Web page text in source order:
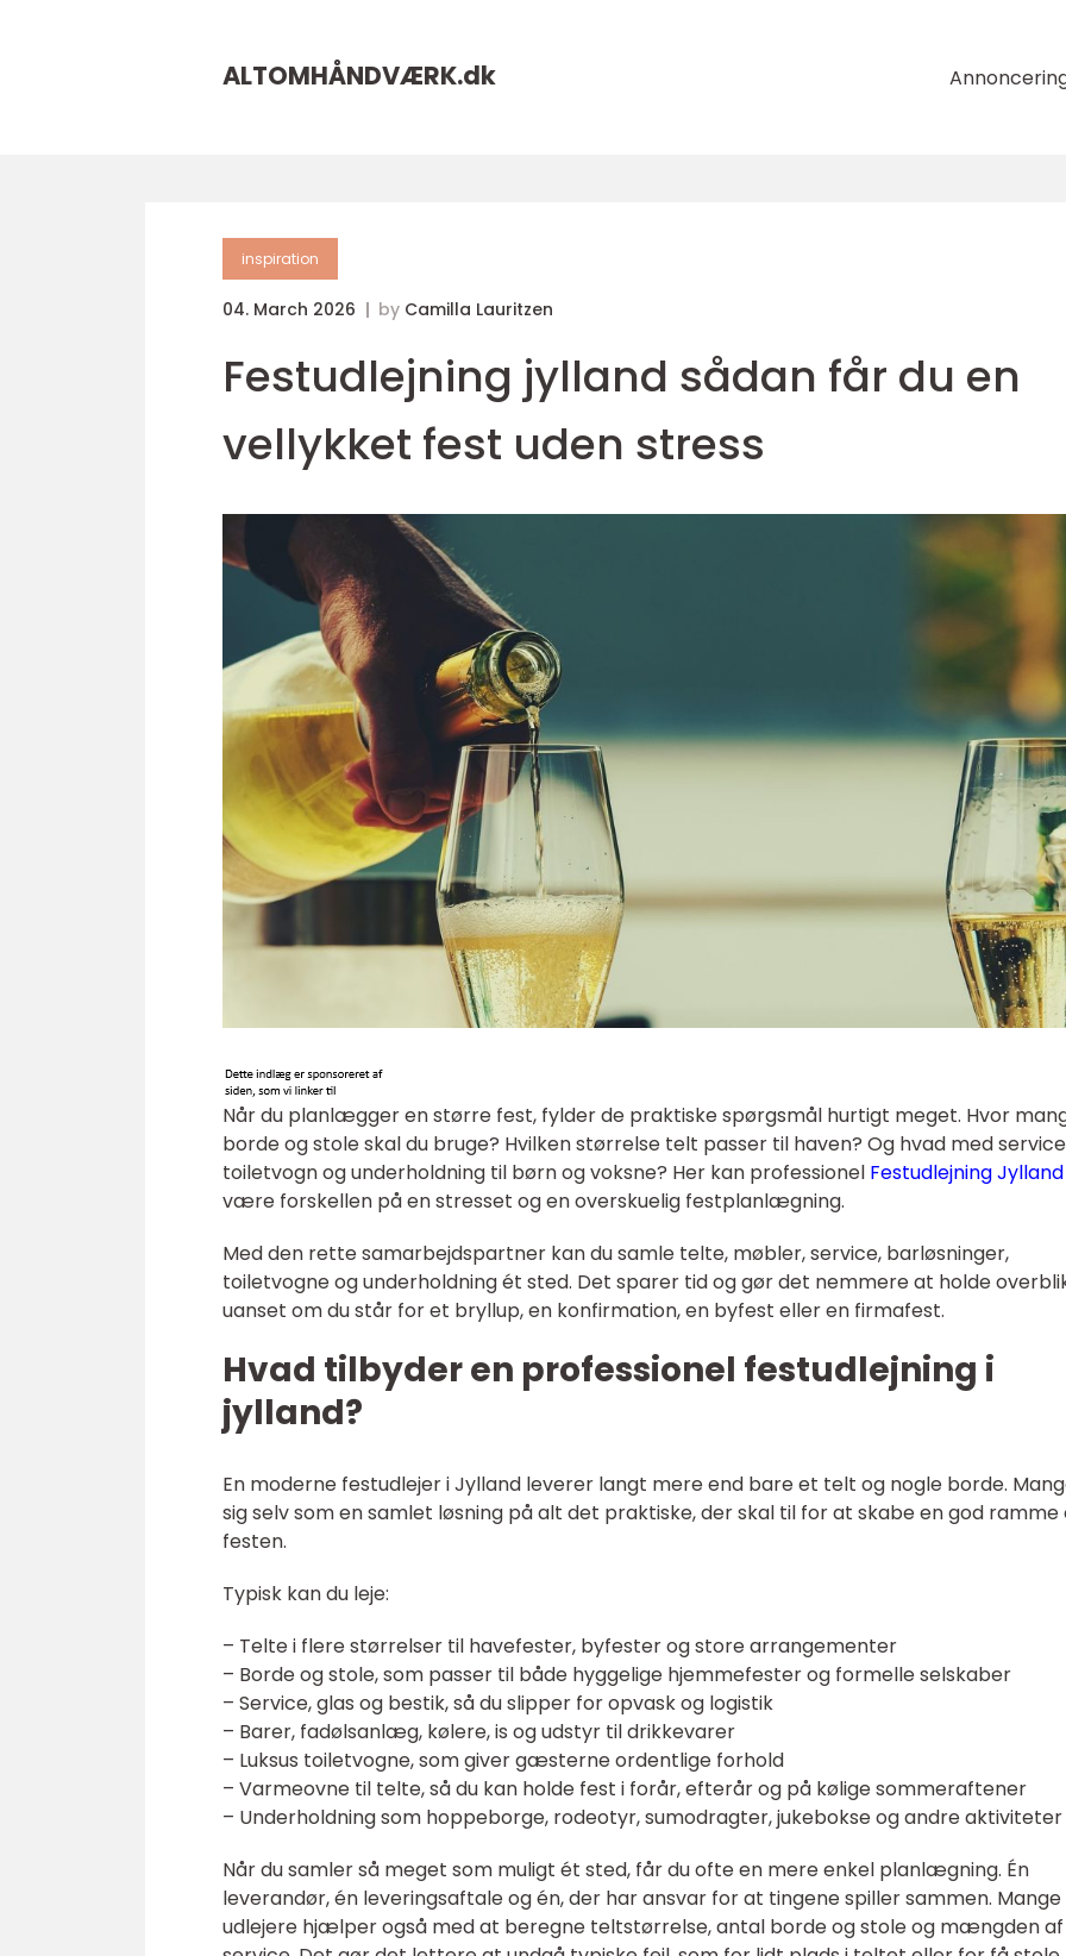
ALTOMHÅNDVÆRK.dk
inspiration
04. March 2026 by Camilla Lauritzen
Festudlejning jylland sådan får du en
vellykket fest uden stress
Når du planlægger en større fest, fylder de praktiske spørgsmål hurtigt meget. Hvor
borde og stole skal du bruge? Hvilken størrelse telt passer til haven? Og hvad med
toiletvogn og underholdning til børn og voksne? Her kan professionel Festudlejning Jylland
være forskellen på en stresset og en overskuelig festplanlægning.
Med den rette samarbejdspartner kan du samle telte, møbler, service, barløsninger,
toiletvogne og underholdning ét sted. Det sparer tid og gør det nemmere at holde
uanset om du står for et bryllup, en konfirmation, en byfest eller en firmafest.
Hvad tilbyder en professionel festudlejning i
jylland?
En moderne festudlejer i Jylland leverer langt mere end bare et telt og nogle borde.
sig selv som en samlet løsning på alt det praktiske, der skal til for at skabe en god ramme
festen.
Typisk kan du leje:
– Telte i flere størrelser til havefester, byfester og store arrangementer
– Borde og stole, som passer til både hyggelige hjemmefester og formelle selskaber
– Service, glas og bestik, så du slipper for opvask og logistik
– Barer, fadølsanlæg, kølere, is og udstyr til drikkevarer
– Luksus toiletvogne, som giver gæsterne ordentlige forhold
– Varmeovne til telte, så du kan holde fest i forår, efterår og på kølige sommeraftener
– Underholdning som hoppeborge, rodeotyr, sumodragter, jukebokse og andre aktiviteter
Når du samler så meget som muligt ét sted, får du ofte en mere enkel planlægning. Én
leverandør, én leveringsaftale og én, der har ansvar for at tingene spiller sammen. Mange
udlejere hjælper også med at beregne teltstørrelse, antal borde og stole og mængden af